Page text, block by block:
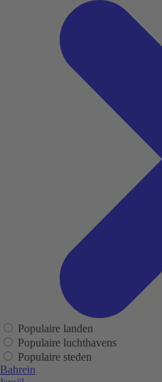
Populaire landen
Populaire luchthavens
Populaire steden
Bahrein